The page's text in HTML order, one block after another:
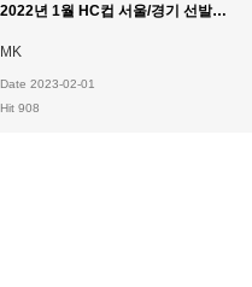
2022년 1월 HC컵 서울/경기 선발전 결과
MK
Date 2023-02-01
Hit 908